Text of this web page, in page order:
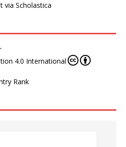
via Scholastica
4.0 International